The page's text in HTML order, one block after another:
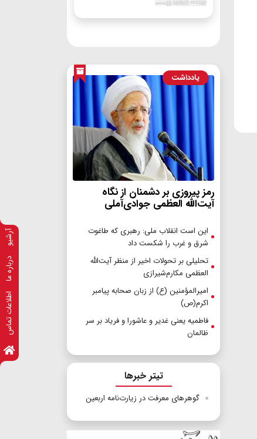
آرشیو
درباره ما
اطلاعات تماس
یادداشت
رمز پیروزی بر دشمنان از نگاه
آیت‌الله العظمی جوادی‌آملی
این است انقلاب ملی: رهبری که طاغوت
شرق و غرب را شکست داد
تحلیلی بر تحولات اخیر از منظر آیت‌الله
العظمی مکارم‌شیرازی
امیرالمؤمنین (ع) از زبان صحابه پیامبر
اکرم(ص)
فاطمیه یعنی غدیر و عاشورا و فریاد بر سر
ظالمان
تیتر خبرها
گوهرهای معرفت در زیارت‌نامه اربعین